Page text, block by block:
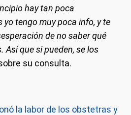
hay tan poca
tengo muy poca info, y te
de no saber qué
Así que si pueden, se los
su consulta.
la labor de los obstetras y